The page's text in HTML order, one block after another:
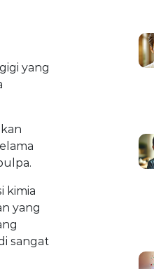
yang
kimia
yang
sangat